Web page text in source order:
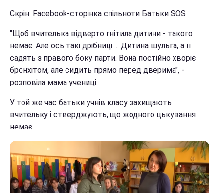
Скрін: Facebook-сторінка спільноти Батьки SOS
"Щоб вчителька відверто гнітила дитини - такого
немає. Але ось такі дрібниці ... Дитина шульга, а її
садять з правого боку парти. Вона постійно хворіє
бронхітом, але сидить прямо перед дверима", -
розповіла мама учениці.
У той же час батьки учнів класу захищають
вчительку і стверджують, що жодного цькування
немає.